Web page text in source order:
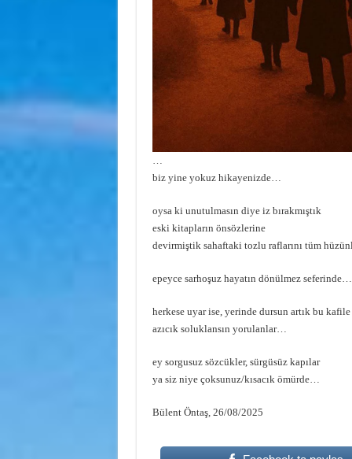
biz yine yokuz hikayenizde…
oysa ki unutulmasın diye iz bırakmıştık
eski kitapların önsözlerine
devirmiştik sahaftaki tozlu raflarını tüm
epeyce sarhoşuz hayatın dönülmez seferinde…
herkese uyar ise, yerinde dursun artık bu kafile
azıcık soluklansın yorulanlar…
ey sorgusuz sözcükler, sürgüsüz kapılar
ya siz niye çoksunuz/kısacık ömürde…
Bülent Öntaş, 26/08/2025